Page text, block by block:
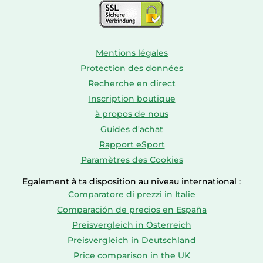
Mentions légales
Protection des données
Recherche en direct
Inscription boutique
à propos de nous
Guides d'achat
Rapport eSport
Paramètres des Cookies
Egalement à ta disposition au niveau international :
Comparatore di prezzi in Italie
Comparación de precios en España
Preisvergleich in Österreich
Preisvergleich in Deutschland
Price comparison in the UK